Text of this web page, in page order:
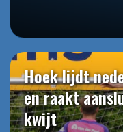
Hoek lijdt
en raakt
kwijt